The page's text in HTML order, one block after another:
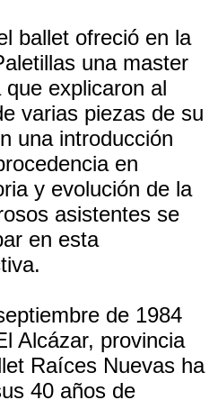
ballet ofreció en la
una master
explicaron al
varias piezas de su
una introducción
en
y evolución de la
asistentes se
en esta
de 1984
Alcázar, provincia
Raíces Nuevas ha
40 años de